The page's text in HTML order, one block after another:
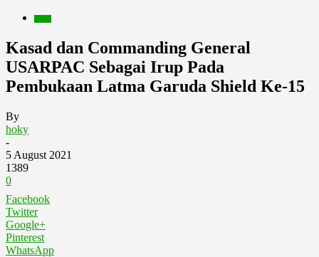
Kasad dan Commanding General
USARPAC Sebagai Irup Pada
Pembukaan Latma Garuda Shield Ke-15
By
hoky
-
5 August 2021
1389
0
Facebook
Twitter
Google+
Pinterest
WhatsApp